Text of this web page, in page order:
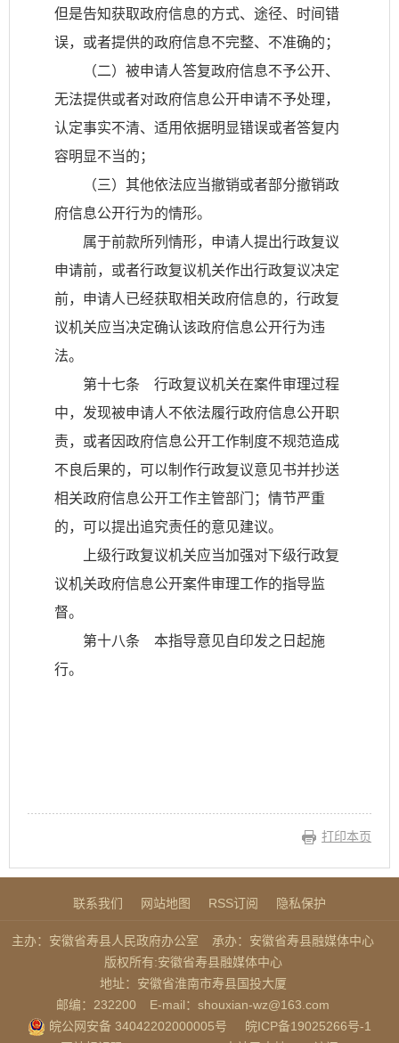
但是告知获取政府信息的方式、途径、时间错
误，或者提供的政府信息不完整、不准确的；
（二）被申请人答复政府信息不予公开、
无法提供或者对政府信息公开申请不予处理，
认定事实不清、适用依据明显错误或者答复内
容明显不当的；
（三）其他依法应当撤销或者部分撤销政
府信息公开行为的情形。
属于前款所列情形，申请人提出行政复议
申请前，或者行政复议机关作出行政复议决定
前，申请人已经获取相关政府信息的，行政复
议机关应当决定确认该政府信息公开行为违
法。
第十七条 行政复议机关在案件审理过程
中，发现被申请人不依法履行政府信息公开职
责，或者因政府信息公开工作制度不规范造成
不良后果的，可以制作行政复议意见书并抄送
相关政府信息公开工作主管部门；情节严重
的，可以提出追究责任的意见建议。
上级行政复议机关应当加强对下级行政复
议机关政府信息公开案件审理工作的指导监
督。
第十八条 本指导意见自印发之日起施
行。
打印本页
联系我们 网站地图 RSS订阅 隐私保护
主办：安徽省寿县人民政府办公室
承办：安徽省寿县融媒体中心
版权所有:安徽省寿县融媒体中心
地址：安徽省淮南市寿县国投大厦
邮编：232200
E-mail：shouxian-wz@163.com
皖公网安备 34042202000005号
皖ICP备19025266号-1